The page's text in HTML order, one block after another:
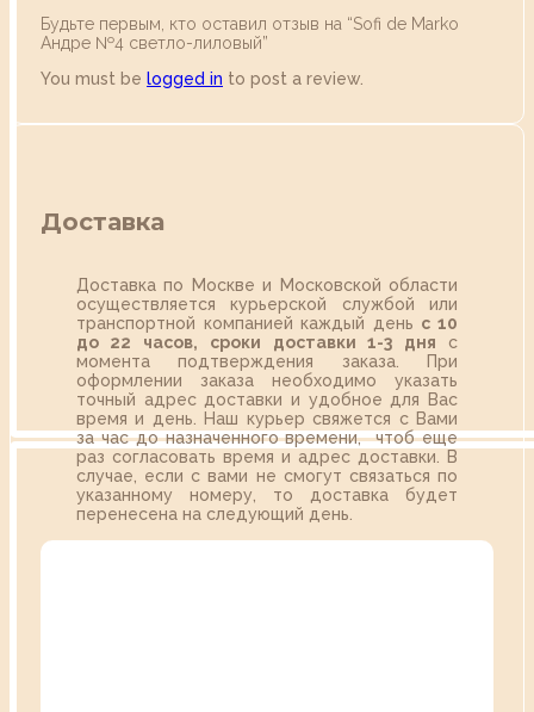
Будьте первым, кто оставил отзыв на “Sofi de Marko
Андре №4 светло-лиловый”
You must be logged in to post a review.
Доставка
Доставка по Москве и Московской области
осуществляется курьерской службой или
транспортной компанией каждый день с 10
до 22 часов,
сроки доставки 1-3 дня с
момента подтверждения заказа. При
оформлении заказа необходимо указать
точный адрес доставки и удобное для Вас
время и день. Наш курьер свяжется с Вами
за час до назначенного времени, чтоб еще
раз согласовать время и адрес доставки. В
случае, если с вами не смогут связаться по
указанному номеру, то доставка будет
перенесена на следующий день.